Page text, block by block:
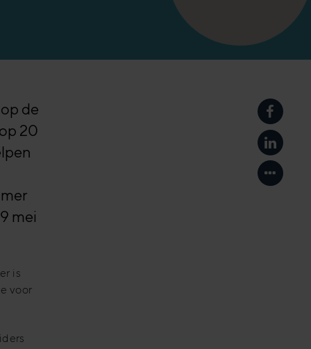
Delen
Delen
Toon
de
20
mei
is
voor